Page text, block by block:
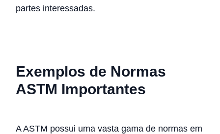
partes interessadas.
Exemplos de Normas
ASTM Importantes
A ASTM possui uma vasta gama de normas em